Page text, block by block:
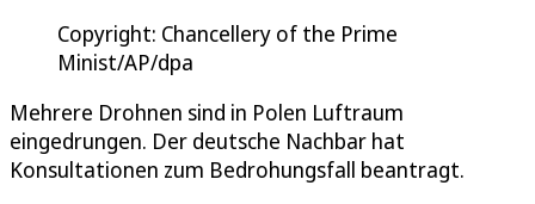
Copyright: Chancellery of the Prime
Minist/AP/dpa
Mehrere Drohnen sind in Polen Luftraum
eingedrungen. Der deutsche Nachbar hat
Konsultationen zum Bedrohungsfall beantragt.